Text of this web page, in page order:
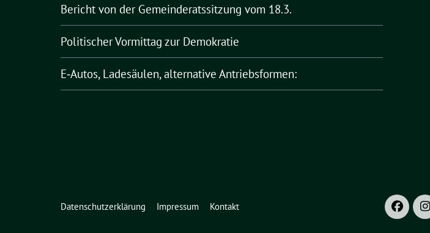
Bericht von der Gemeinderatssitzung vom 18.3.
Politischer Vormittag zur Demokratie
E‑Autos, Ladesäulen, alternative Antriebsformen:
Datenschutzerklärung Impressum Kontakt